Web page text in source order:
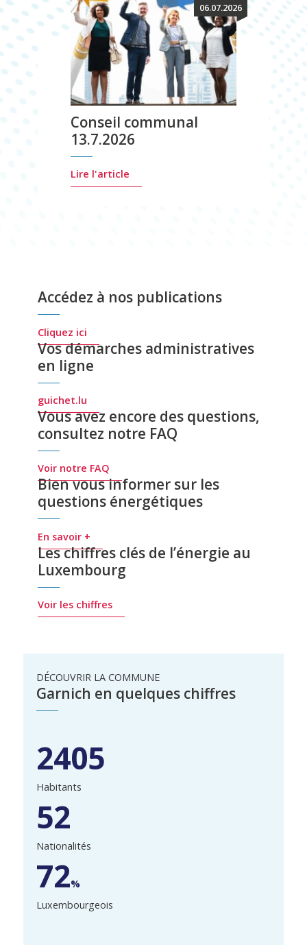
06.07.2026
Conseil communal
13.7.2026
Lire l'article
événements
Accédez à nos publications
Cliquez ici
Vos démarches administratives
en ligne
guichet.lu
Vous avez encore des questions,
consultez notre FAQ
Voir notre FAQ
Bien vous informer sur les
questions énergétiques
En savoir +
Les chiffres clés de l’énergie au
Luxembourg
Voir les chiffres
Garnich en quelques chiffres
DÉCOUVRIR LA COMMUNE
2405
Habitants
52
Nationalités
72%
Luxembourgeois